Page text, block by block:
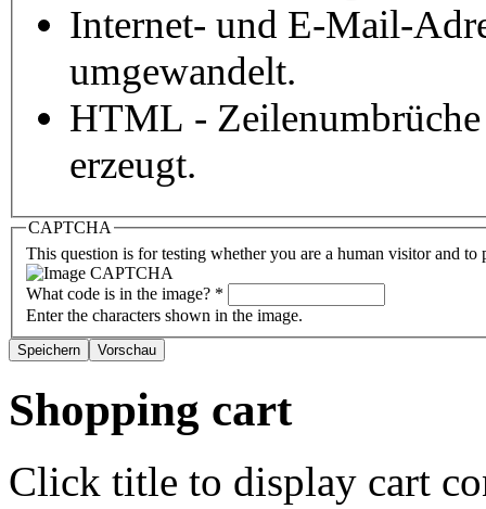
Internet- und E-Mail-
umgewandelt.
HTML - Zeilenumbrüche
erzeugt.
CAPTCHA
This question is for testing whether you are a human visitor and to
What code is in the image? *
Enter the characters shown in the image.
Shopping cart
Click title to display cart